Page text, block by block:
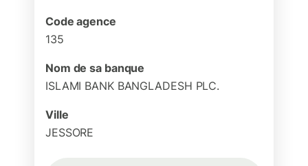
Code agence
135
Nom de sa banque
ISLAMI BANK BANGLADESH PLC.
Ville
JESSORE